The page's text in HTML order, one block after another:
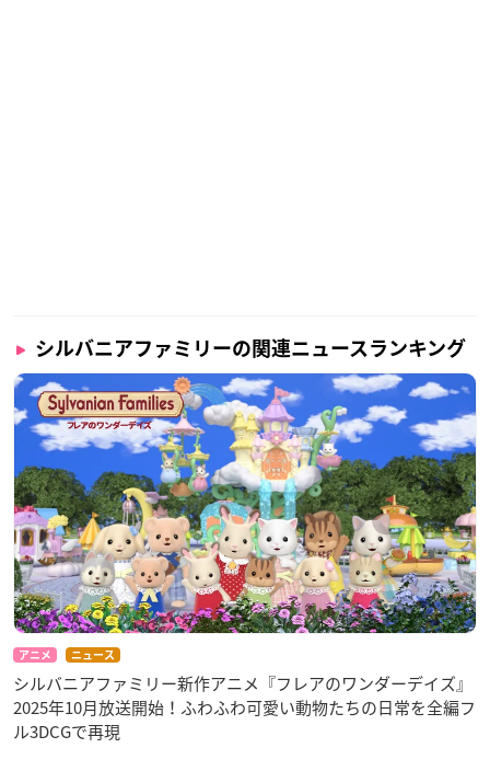
シルバニアファミリーの関連ニュースランキング
アニメ ニュース
シルバニアファミリー新作アニメ『フレアのワンダーデイズ』
2025年10月放送開始！ふわふわ可愛い動物たちの日常を全編フ
ル3DCGで再現